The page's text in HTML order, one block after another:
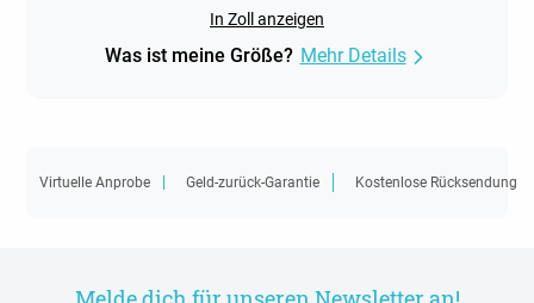
In Zoll anzeigen
Was ist meine Größe? Mehr Details
Virtuelle Anprobe Geld-zurück-Garantie Kostenlose Rücksendung